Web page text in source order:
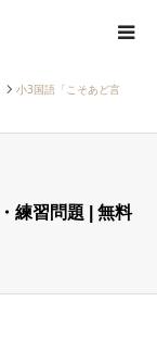
小3国語「こそあど言
練習問題 | 無料